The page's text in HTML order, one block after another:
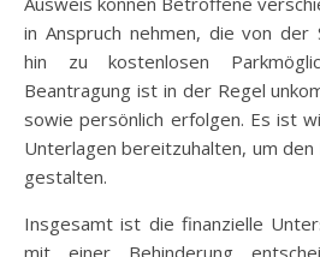
in Anspruch nehmen, die von der
hin zu kostenlosen
Beantragung ist in der Regel
sowie persönlich erfolgen. Es ist
Unterlagen bereitzuhalten, um
gestalten.
Insgesamt ist die finanzielle
mit einer Behinderung